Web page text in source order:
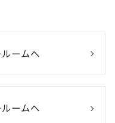
ームへ
ームへ